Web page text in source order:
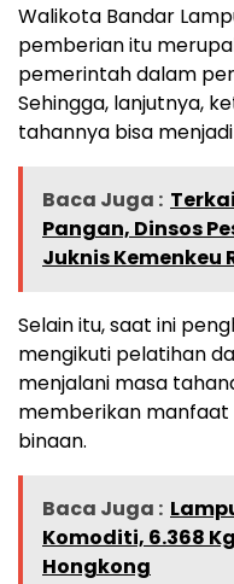
Walikota Bandar
pemberian itu
pemerintah dalam
Sehingga, lanjutnya,
tahannya bisa
Baca Juga :
Pangan, Dinsos
Juknis Kemenkeu
Selain itu, saat ini
mengikuti pelatihan
menjalani masa
memberikan manfaat
binaan.
Baca Juga :
Komoditi, 6.368
Hongkong